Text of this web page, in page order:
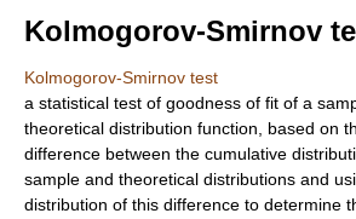
Kolmogorov-Smirnov
Kolmogorov-Smirnov test
a statistical test of goodness of fit of a
theoretical distribution function, based on
difference between the cumulative
sample and theoretical distributions and
distribution of this difference to determine